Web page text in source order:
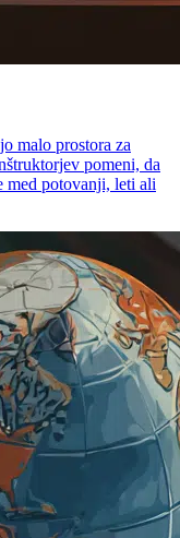
malo prostora za
pomeni, da
med potovanji, leti ali